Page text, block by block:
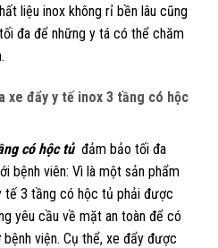
liệu inox không rỉ bền lâu cũng
đa để những y tá có thể chăm
xe đẩy y tế inox 3 tầng có hộc
có hộc tủđảm bảo tối đa
bệnh viên: Vì là một sản phẩm
tế 3 tầng có hộc tủ phải được
yêu cầu về mặt an toàn để có
viện. Cụ thể, xe đẩy được